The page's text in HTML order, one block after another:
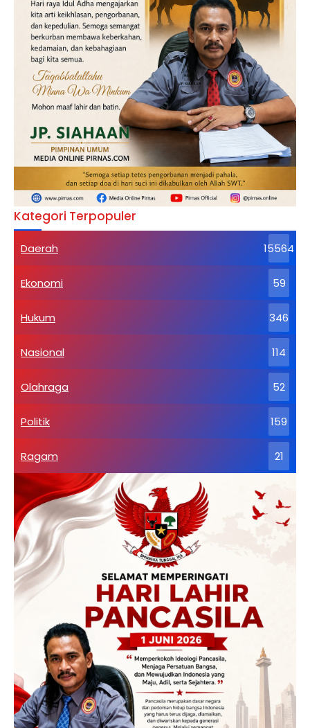
Kategori Terpopuler
Daerah 15564
Ekonomi 59
Hukum 346
Nasional 114
Olahraga 52
Politik 159
Ragam 21